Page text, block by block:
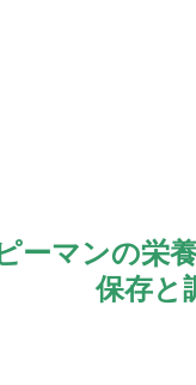
ーマンの栄
保存と